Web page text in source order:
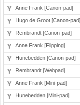
Anne Frank [Canon-pad]
Hugo de Groot [Canon-pad]
Rembrandt [Canon-pad]
Anne Frank [Flipping]
Hunebedden [Canon-pad]
Rembrandt [Webpad]
Anne Frank [Mini-pad]
Hunebedden [Mini-pad]